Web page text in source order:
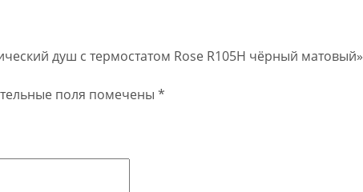
душ с термостатом Rose R105H чёрный матовый»
поля помечены *